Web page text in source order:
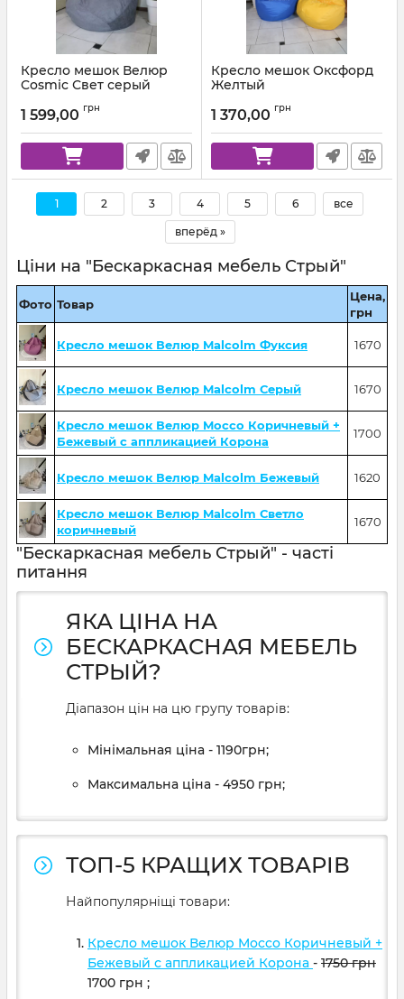
Кресло мешок Велюр
Cosmic Свет серый
1 599,00 грн
Кресло мешок Оксфорд
Желтый
1 370,00 грн
1 2 3 4 5 6 все
вперёд »
Ціни на "Бескаркасная мебель Стрый"
Фото Товар
Цена,
грн
Кресло мешок Велюр Malcolm Фуксия 1670
Кресло мешок Велюр Malcolm Серый 1670
Кресло мешок Велюр Mocco Коричневый +
Бежевый с аппликацией Корона
1700
Кресло мешок Велюр Malcolm Бежевый 1620
Кресло мешок Велюр Malcolm Светло
коричневый
1670
"Бескаркасная мебель Стрый" - часті
питання
ЯКА ЦІНА НА
БЕСКАРКАСНАЯ МЕБЕЛЬ
СТРЫЙ?
Діапазон цін на цю групу товарів:
Мінімальная ціна - 1190грн;
Максимальна ціна - 4950 грн;
ТОП-5 КРАЩИХ ТОВАРІВ
Найпопулярніщі товари:
Кресло мешок Велюр Mocco Коричневый +
Бежевый с аппликацией Корона - 1750грн
1700 грн ;